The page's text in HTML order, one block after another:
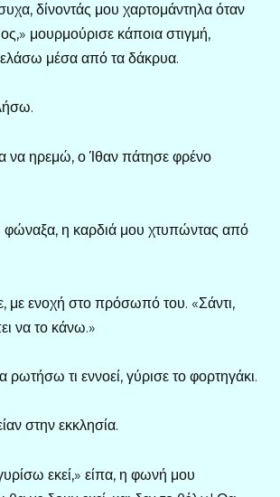
δίνοντάς μου χαρτομάντηλα όταν
μουρμούρισε κάποια στιγμή,
μέσα από τα δάκρυα.
να ηρεμώ, ο Ίθαν πάτησε φρένο
φώναξα, η καρδιά μου χτυπώντας από
με ενοχή στο πρόσωπό του. «Σάντι,
να το κάνω.»
τι εννοεί, γύρισε το φορτηγάκι.
στην εκκλησία.
εκεί,» είπα, η φωνή μου